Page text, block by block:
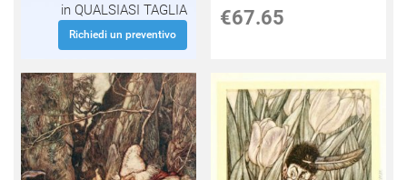
in QUALSIASI TAGLIA
Richiedi un preventivo
€67.65